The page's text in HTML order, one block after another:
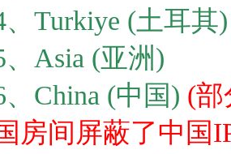
、Turkiye (土耳其)
、Asia (亚洲)
、China (中国) (部
房间屏蔽了中国